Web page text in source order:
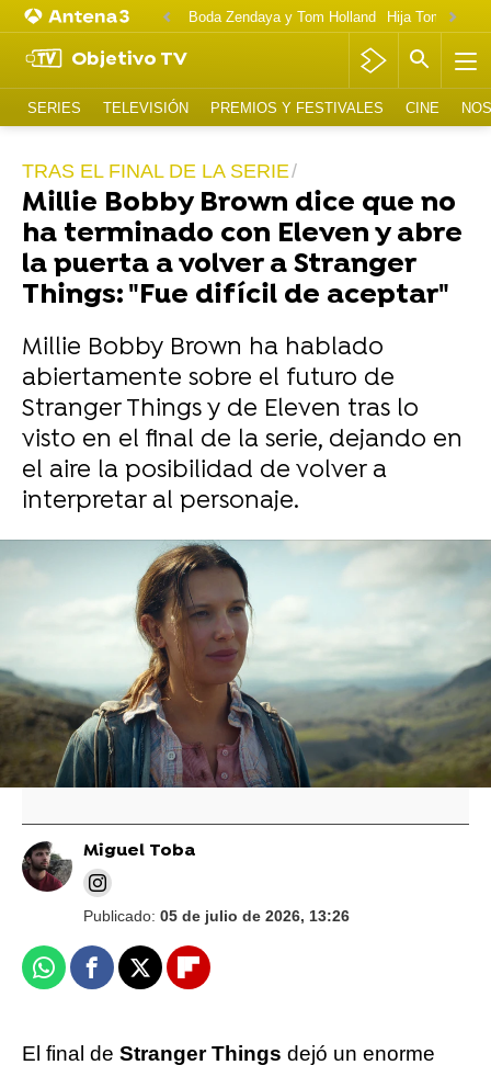
Boda Zendaya y Tom Holland Hija Tom
Objetivo TV
SERIES TELEVISIÓN PREMIOS Y FESTIVALES CINE
TRAS EL FINAL DE LA SERIE
Millie Bobby Brown dice que no
ha terminado con Eleven y abre
la puerta a volver a Stranger
Things: "Fue difícil de aceptar"
Millie Bobby Brown ha hablado
abiertamente sobre el futuro de
Stranger Things y de Eleven tras lo
visto en el final de la serie, dejando en
el aire la posibilidad de volver a
interpretar al personaje.
¿Qué pasó? Millie Bobby Brown confiesa
el "infierno" que vivió grabando Enola
Holmes 3: "Tuve que hablar seriamente
con ellos"
Miguel Toba
Publicado: 05 de julio de 2026, 13:26
WhatsappFacebook
X Flipboard
El final de Stranger Things dejó un enorme